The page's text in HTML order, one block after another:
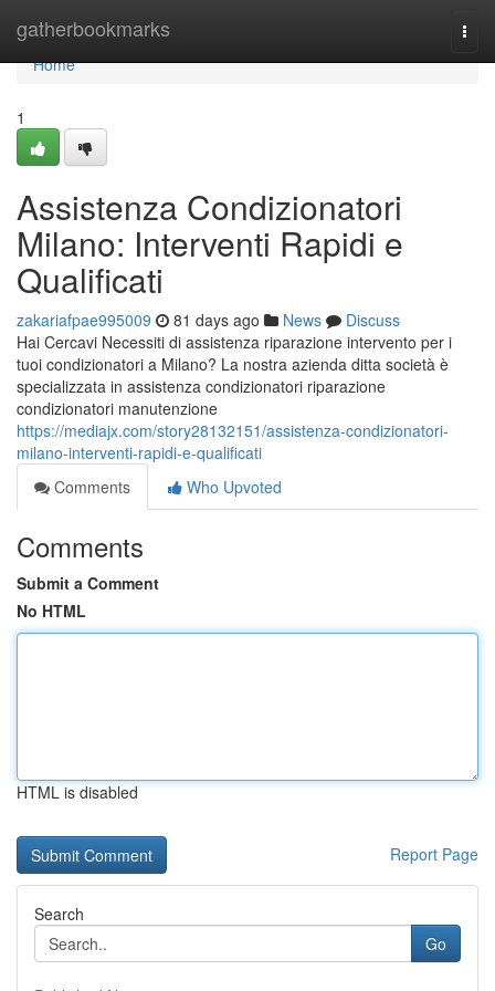
gatherbookmarks
Home
Home
1
Assistenza Condizionatori
Milano: Interventi Rapidi e
Qualificati
zakariafpae995009 81 days ago News
Discuss
Hai Cercavi Necessiti di assistenza riparazione intervento per i
tuoi condizionatori a Milano? La nostra azienda ditta società è
specializzata in assistenza condizionatori riparazione
condizionatori manutenzione
https://mediajx.com/story28132151/assistenza-condizionatori-
milano-interventi-rapidi-e-qualificati
Comments
Who Upvoted
Comments
Submit a Comment
No HTML
HTML is disabled
Report Page
Search
Go